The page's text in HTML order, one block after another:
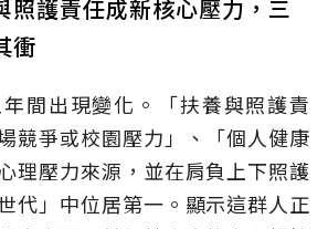
照護責任成新核心壓力，三
衝
間出現變化。「扶養與照護責
競爭或校園壓力」、「個人健康
理壓力來源，並在肩負上下照護
代」中位居第一。顯示這群人正